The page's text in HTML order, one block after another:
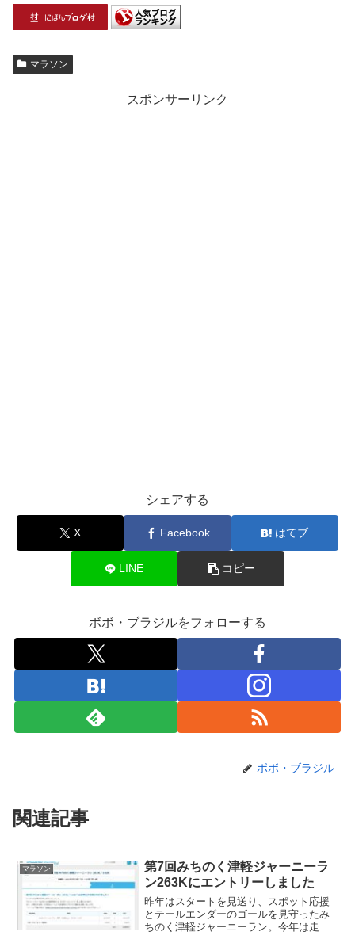
マラソン
スポンサーリンク
シェアする
X Facebook はてブ
LINE コピー
ボボ・ブラジルをフォローする
ボボ・ブラジル
関連記事
マラソン
第7回みちのく津軽ジャーニーラ
ン263Kにエントリーしました
昨年はスタートを見送り、スポット応援
とテールエンダーのゴールを見守ったみ
ちのく津軽ジャーニーラン。今年は走る